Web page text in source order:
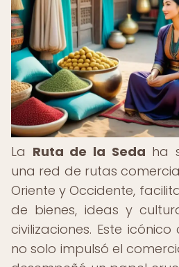
La Ruta de la Seda ha
una red de rutas
Oriente y Occidente,
de bienes, ideas y
civilizaciones. Este
no solo impulsó el